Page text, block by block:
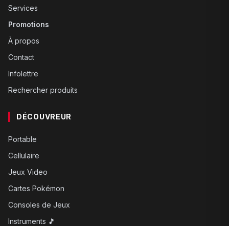
Services
Promotions
À propos
Contact
Infolettre
Rechercher produits
DÉCOUVREUR
Portable
Cellulaire
Jeux Video
Cartes Pokémon
Consoles de Jeux
Instruments 🎵